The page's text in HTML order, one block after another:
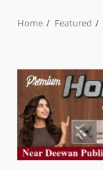
Home Featured